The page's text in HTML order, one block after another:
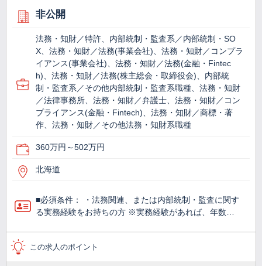
非公開
法務・知財／特許、内部統制・監査系／内部統制・SO
X、法務・知財／法務(事業会社)、法務・知財／コンプラ
イアンス(事業会社)、法務・知財／法務(金融・Fintec
h)、法務・知財／法務(株主総会・取締役会)、内部統
制・監査系／その他内部統制・監査系職種、法務・知財
／法律事務所、法務・知財／弁護士、法務・知財／コン
プライアンス(金融・Fintech)、法務・知財／商標・著
作、法務・知財／その他法務・知財系職種
360万円～502万円
北海道
■必須条件： ・法務関連、または内部統制・監査に関す
る実務経験をお持ちの方 ※実務経験があれば、年数…
この求人のポイント